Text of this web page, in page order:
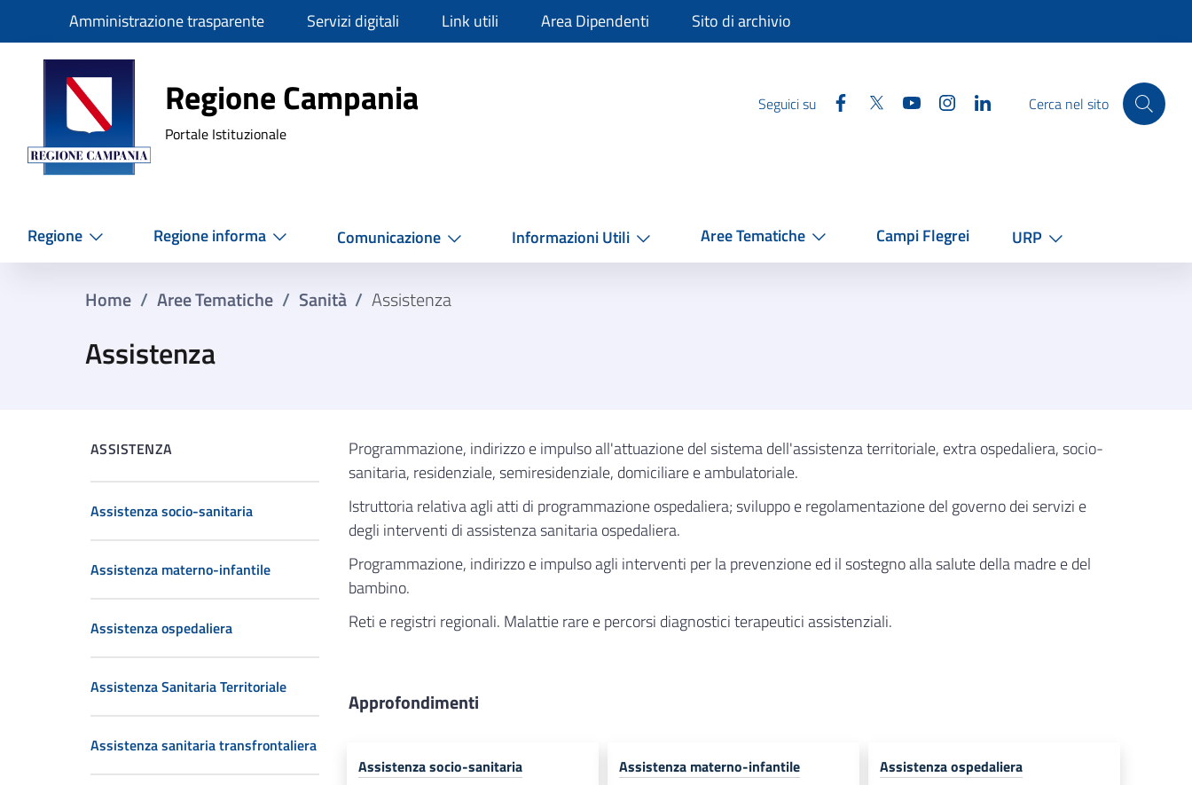
SlimAmministrazione trasparente Servizi digitali Link utili Area Dipendenti Sito di archivio
Regione Campania
Regione Campania
Portale Istituzionale
Seguici su Facebook
Twitter YouTube InstagramLinkedinCerca nel sito
Regione Regione informa Comunicazione Informazioni Utili Aree Tematiche Campi Flegrei URP
Home / Aree Tematiche / Sanità / Assistenza
Assistenza
ASSISTENZA
Assistenza socio-sanitaria
Assistenza materno-infantile
Assistenza ospedaliera
Assistenza Sanitaria Territoriale
Assistenza sanitaria transfrontaliera
Programmazione, indirizzo e impulso all'attuazione del sistema dell'assistenza territoriale, extra ospedaliera, socio-
sanitaria, residenziale, semiresidenziale, domiciliare e ambulatoriale.
Istruttoria relativa agli atti di programmazione ospedaliera; sviluppo e regolamentazione del governo dei servizi e
degli interventi di assistenza sanitaria ospedaliera.
Programmazione, indirizzo e impulso agli interventi per la prevenzione ed il sostegno alla salute della madre e del
bambino.
Reti e registri regionali. Malattie rare e percorsi diagnostici terapeutici assistenziali.
Approfondimenti
Assistenza socio-sanitaria Assistenza materno-infantile Assistenza ospedaliera